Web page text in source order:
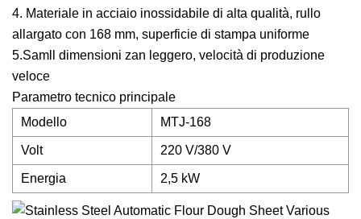
4. Materiale in acciaio inossidabile di alta qualità, rullo
allargato con 168 mm, superficie di stampa uniforme
5.Samll dimensioni zan leggero, velocità di produzione
veloce
Parametro tecnico principale
Modello
MTJ-168
Volt 220 V/380 V
Energia 2,5 kW